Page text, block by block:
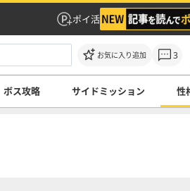
ポイ活
お気に入り追加 3
ボス攻略 サイドミッション 性